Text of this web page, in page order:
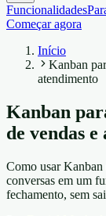
Funcionalidades
Começar agora
Início
Kanban
atendimento
Kanban
de vendas
Como usar
conversas em um
fechamento, sem